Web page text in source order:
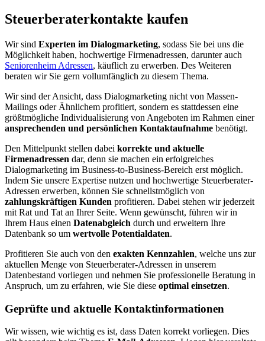
Steuerberaterkontakte kaufen
Wir sind Experten im Dialogmarketing, sodass Sie bei uns die
Möglichkeit haben, hochwertige Firmenadressen, darunter auch
Seniorenheim Adressen, käuflich zu erwerben. Des Weiteren
beraten wir Sie gern vollumfänglich zu diesem Thema.
Wir sind der Ansicht, dass Dialogmarketing nicht von Massen-
Mailings oder Ähnlichem profitiert, sondern es stattdessen eine
größtmögliche Individualisierung von Angeboten im Rahmen einer
ansprechenden und persönlichen Kontaktaufnahme benötigt.
Den Mittelpunkt stellen dabei korrekte und aktuelle
Firmenadressen dar, denn sie machen ein erfolgreiches
Dialogmarketing im Business-to-Business-Bereich erst möglich.
Indem Sie unsere Expertise nutzen und hochwertige Steuerberater-
Adressen erwerben, können Sie schnellstmöglich von
zahlungskräftigen Kunden profitieren. Dabei stehen wir jederzeit
mit Rat und Tat an Ihrer Seite. Wenn gewünscht, führen wir in
Ihrem Haus einen Datenabgleich durch und erweitern Ihre
Datenbank so um wertvolle Potentialdaten.
Profitieren Sie auch von den exakten Kennzahlen, welche uns zur
aktuellen Menge von Steuerberater-Adressen in unserem
Datenbestand vorliegen und nehmen Sie professionelle Beratung in
Anspruch, um zu erfahren, wie Sie diese optimal einsetzen.
Geprüfte und aktuelle Kontaktinformationen
Wir wissen, wie wichtig es ist, dass Daten korrekt vorliegen. Dies